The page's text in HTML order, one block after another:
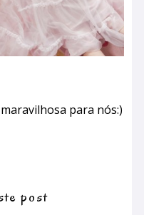
para nós:)
post